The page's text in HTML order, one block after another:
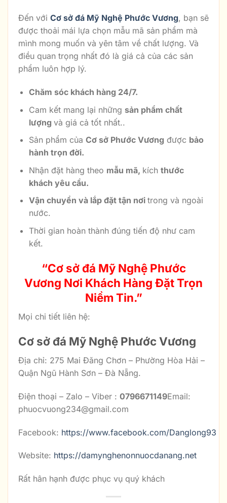
Đến với Cơ sở đá Mỹ Nghệ Phước Vương, bạn sẽ
được thoải mái lựa chọn mẫu mã sản phẩm mà
mình mong muốn và yên tâm về chất lượng. Và
điều quan trọng nhất đó là giá cả của các sản
phẩm luôn hợp lý.
Chăm sóc khách hàng 24/7.
Cam kết mang lại những sản phẩm chất
lượng và giá cả tốt nhất..
Sản phẩm của Cơ sở Phước Vương được bảo
hành trọn đời.
Nhận đặt hàng theo mẫu mã, kích thước
khách yêu cầu.
Vận chuyển và lắp đặt tận nơi trong và ngoài
nước.
Thời gian hoàn thành đúng tiến độ như cam
kết.
“Cơ sở đá Mỹ Nghệ Phước
Vương Nơi Khách Hàng Đặt Trọn
Niềm Tin.”
Mọi chi tiết liên hệ:
Cơ sở đá Mỹ Nghệ Phước Vương
Địa chỉ: 275 Mai Đăng Chơn – Phường Hòa Hải –
Quận Ngũ Hành Sơn – Đà Nẵng.
Điện thoại – Zalo – Viber : 0796671149Email:
phuocvuong234@gmail.com
Facebook: https://www.facebook.com/Danglong93
Website: https://damynghenonnuocdanang.net
Rất hân hạnh được phục vụ quý khách